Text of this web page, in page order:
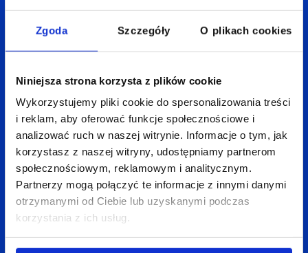
Zgoda Szczegóły O plikach cookies
Niniejsza strona korzysta z plików cookie
Wykorzystujemy pliki cookie do spersonalizowania treści
i reklam, aby oferować funkcje społecznościowe i
analizować ruch w naszej witrynie. Informacje o tym, jak
korzystasz z naszej witryny, udostępniamy partnerom
społecznościowym, reklamowym i analitycznym.
Partnerzy mogą połączyć te informacje z innymi danymi
otrzymanymi od Ciebie lub uzyskanymi podczas
korzystania z ich usług.
Spodobał Ci się artykuł? Udostępnij go:
LinkedInFacebook
X
Wróć do bloga
Zobacz także: